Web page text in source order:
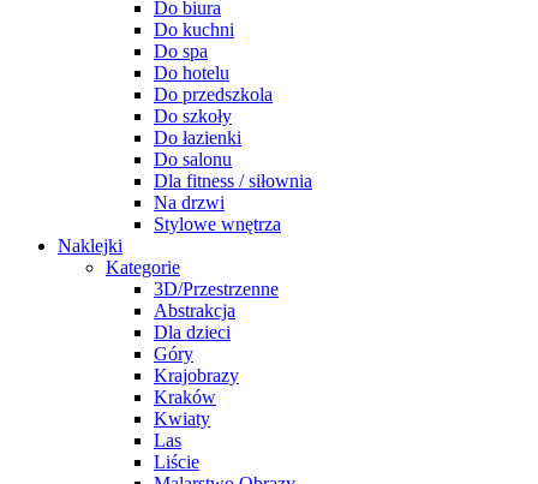
Do biura
Do kuchni
Do spa
Do hotelu
Do przedszkola
Do szkoły
Do łazienki
Do salonu
Dla fitness / siłownia
Na drzwi
Stylowe wnętrza
Naklejki
Kategorie
3D/Przestrzenne
Abstrakcja
Dla dzieci
Góry
Krajobrazy
Kraków
Kwiaty
Las
Liście